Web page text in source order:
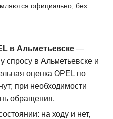
официально, без
в Альметьевске—
спросу в Альметьевске и
оценка OPEL по
при необходимости
обращения.
на ходу и нет,